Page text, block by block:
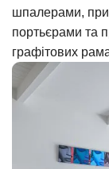
шпалерами,
портьєрами та
графітових